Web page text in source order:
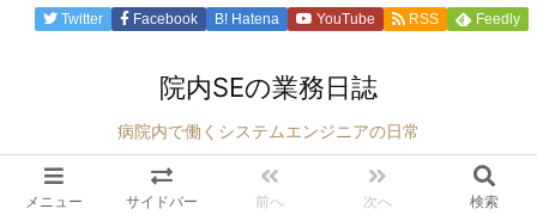
院内SEの業務日誌
病院内で働くシステムエンジニアの日常
メニュー サイドバー 前へ 次へ 検索
Twitter Facebook B! Hatena YouTube RSS Feedly